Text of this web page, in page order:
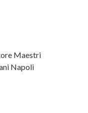
Maestri
Napoli